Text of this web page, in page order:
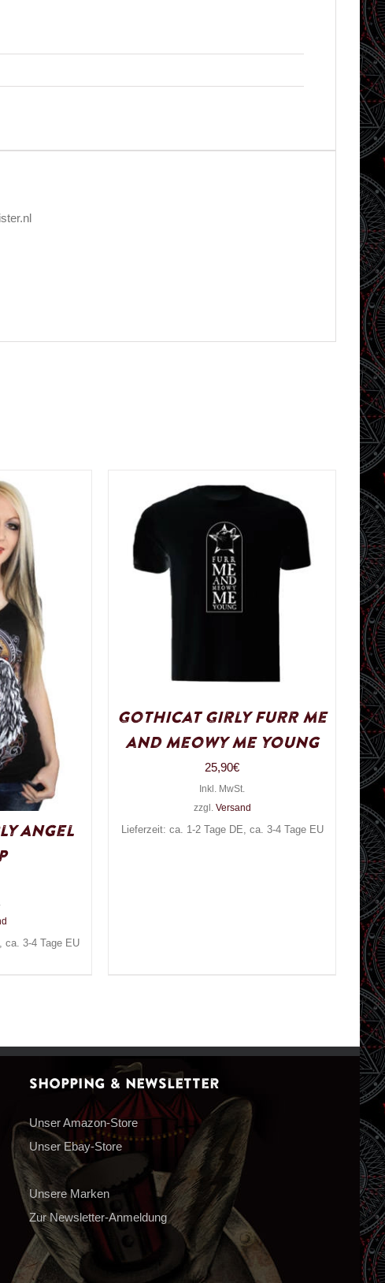
Angel
ca. 3-4 Tage EU
Gothicat Girly Furr me
and meowy me young
25,90€
Inkl. MwSt.
zzgl. Versand
Lieferzeit: ca. 1-2 Tage DE, ca. 3-4 Tage EU
Shopping & Newsletter
Unser Amazon-Store
Unser Ebay-Store
Unsere Marken
Zur Newsletter-Anmeldung